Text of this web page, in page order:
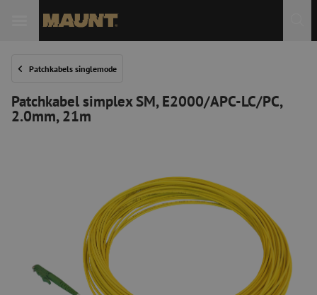
Patchkabels singlemode
Patchkabel simplex SM, E2000/APC-LC/PC,
2.0mm, 21m